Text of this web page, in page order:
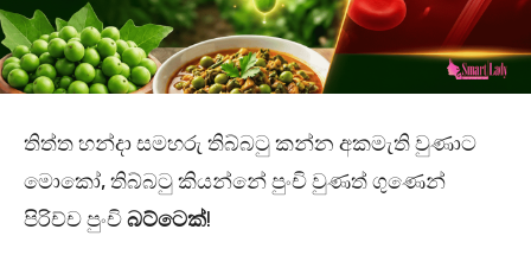
තිත්ත හන්දා සමහරු තිබ්බටු කන්න අකමැති වුණාට
මොකෝ, තිබ්බටු කියන්නේ පුංචි වුණත් ගුණෙන්
පිරිච්ච පුංචිබට්ටෙක්!